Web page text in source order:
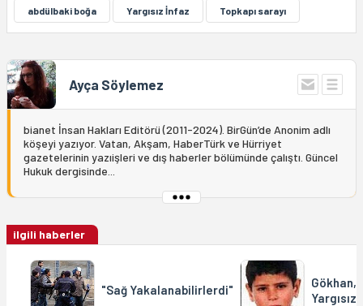
abdülbaki boğa Yargısız İnfaz Topkapı sarayı
Ayça Söylemez
bianet İnsan Hakları Editörü (2011-2024). BirGün’de Anonim adlı
köşeyi yazıyor. Vatan, Akşam, HaberTürk ve Hürriyet
gazetelerinin yazıişleri ve dış haberler bölümünde çalıştı. Güncel
Hukuk dergisinde...
ilgili haberler
"Sağ Yakalanabilirlerdi"
Gökhan,
Yargısız